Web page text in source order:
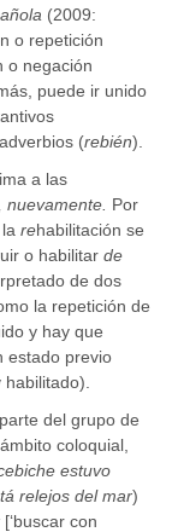
(2009:
o repetición
o negación
puede ir unido
(rebién).
a las
Por
larehabilitación se
o habilitarde
de dos
la repetición de
y hay que
estado previo
del grupo de
coloquial,
estuvo
relejos del mar)
[‘buscar con